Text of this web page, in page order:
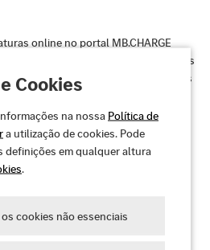
online no portal MB.CHARGE
uma visão geral completa de todos
facilmente reservar e gerir os seus
os seus benefícios
Cookies
na nossaPolítica de
a utilização de cookies. Pode
definições em qualquer altura
.
cookies não essenciais